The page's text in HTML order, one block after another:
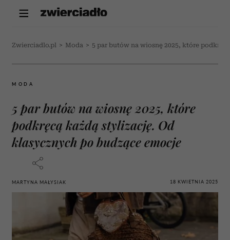
Zwierciadlo.pl > Moda > 5 par butów na wiosnę 2025, które
MODA
5 par butów na wiosnę 2025, które
podkręcą każdą stylizację. Od
klasycznych po budzące emocje
MARTYNA MAŁYSIAK 18 KWIETNIA 2025